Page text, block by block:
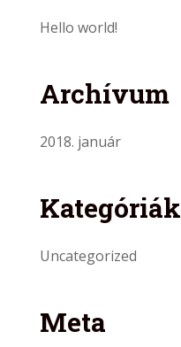
Hello world!
Archívum
2018. január
Kategóriák
Uncategorized
Meta